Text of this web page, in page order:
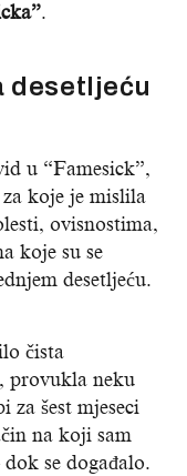
.
desetljeću
u “Famesick”,
koje je mislila
ovisnostima,
koje su se
desetljeću.
čista
provukla neku
za šest mjeseci
na koji sam
se događalo.